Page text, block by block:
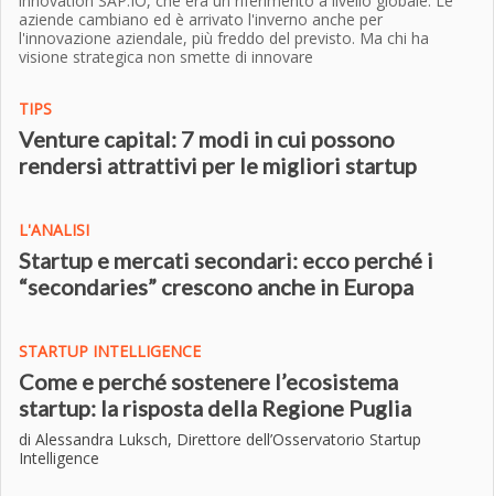
aziende cambiano ed è arrivato l'inverno anche per
l'innovazione aziendale, più freddo del previsto. Ma chi ha
visione strategica non smette di innovare
TIPS
Venture capital: 7 modi in cui possono
rendersi attrattivi per le migliori startup
L'ANALISI
Startup e mercati secondari: ecco perché i
“secondaries” crescono anche in Europa
STARTUP INTELLIGENCE
Come e perché sostenere l’ecosistema
startup: la risposta della Regione Puglia
di Alessandra Luksch, Direttore dell’Osservatorio Startup
Intelligence